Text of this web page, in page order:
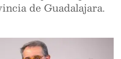
de Guadalajara.